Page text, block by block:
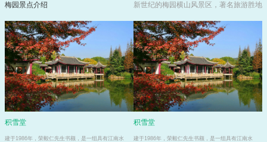
梅园景点介绍 新世纪的梅园横山风景区，著名旅游胜地
积雪堂
建于1986年，荣毅仁先生书额，是一组具有江南水
积雪堂
建于1986年，荣毅仁先生书额，是一组具有江南水